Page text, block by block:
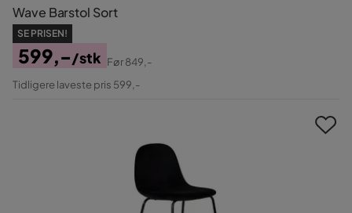
Wave Barstol Sort
SE PRISEN!
Pris
599,-/stk
Original
Før849,-
Tidligere laveste pris 599,-